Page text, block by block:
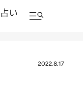
占い
2022.8.17